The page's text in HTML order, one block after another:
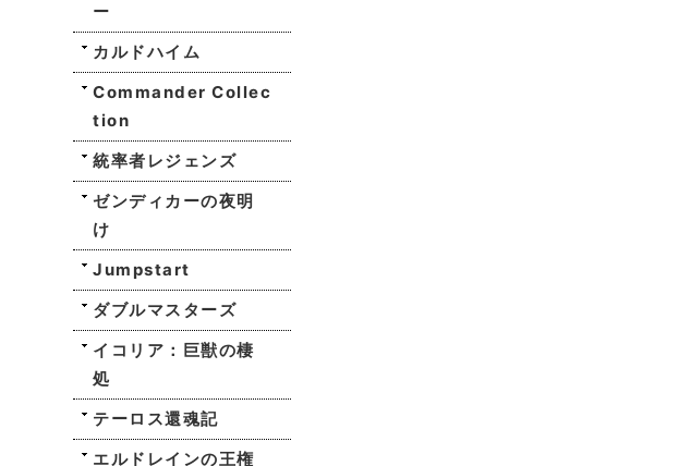
ー
カルドハイム
Commander Collec
tion
統率者レジェンズ
ゼンディカーの夜明
け
Jumpstart
ダブルマスターズ
イコリア：巨獣の棲
処
テーロス還魂記
エルドレインの王権